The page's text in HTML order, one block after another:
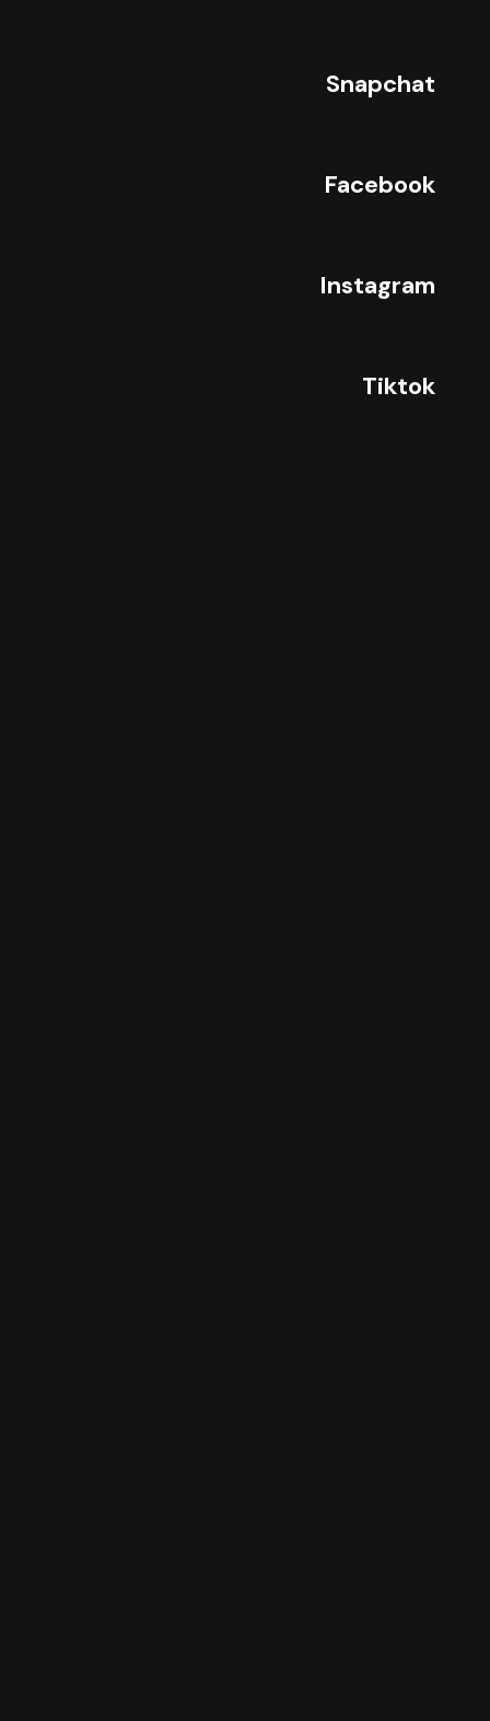
Snapchat
Facebook
Instagram
Tiktok